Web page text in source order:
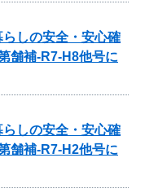
らしの安全・安心確
舗補-R7-H8他号に
らしの安全・安心確
舗補-R7-H2他号に